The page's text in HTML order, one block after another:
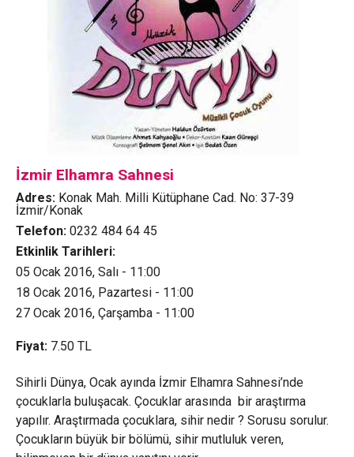
İzmir Elhamra Sahnesi
Adres: Konak Mah. Milli Kütüphane Cad. No: 37-39
İzmir/Konak
Telefon: 0232 484 64 45
Etkinlik Tarihleri:
05 Ocak 2016, Salı - 11:00
18 Ocak 2016, Pazartesi - 11:00
27 Ocak 2016, Çarşamba - 11:00
Fiyat: 7.50TL
Sihirli Dünya, Ocak ayında İzmir Elhamra Sahnesi’nde
çocuklarla buluşacak. Çocuklar arasında bir araştırma
yapılır. Araştırmada çocuklara, sihir nedir ? Sorusu sorulur.
Çocukların büyük bir bölümü, sihir mutluluk veren,